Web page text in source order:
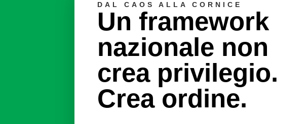
DAL CAOS ALLA CORNICE
Un framework
nazionale non
crea privilegio.
Crea ordine.